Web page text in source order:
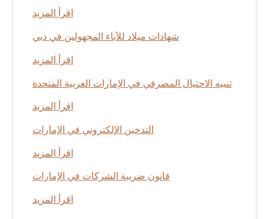
اقرأ المزيد
شهادات ميلاد للآباء المجهولين في دبي
اقرأ المزيد
تنبيه الاحتيال المصرفي في الإمارات العربية المتحدة
اقرأ المزيد
التدخين الإلكتروني في الإمارات
اقرأ المزيد
قانون ضريبة الشركات في الإمارات
اقرأ المزيد